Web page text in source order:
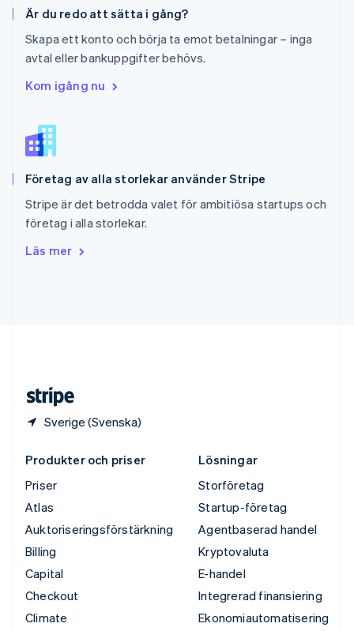
Är du redo att sätta i gång?
Skapa ett konto och börja ta emot betalningar – inga
avtal eller bankuppgifter behövs.
Kom igång nu
Företag av alla storlekar använder Stripe
Stripe är det betrodda valet för ambitiösa startups och
företag i alla storlekar.
Läs mer
Sverige (Svenska)
Singapore
Slovakien
English
Slovenien
Español
Storbritannien
Sverige
Thailand
ไทยEnglish
English
Produkter och priser
Priser
Atlas
Auktoriseringsförstärkning
Billing
Capital
Checkout
Climate
Lösningar
Storföretag
Startup-företag
Agentbaserad handel
Kryptovaluta
E-handel
Integrerad finansiering
Ekonomiautomatisering